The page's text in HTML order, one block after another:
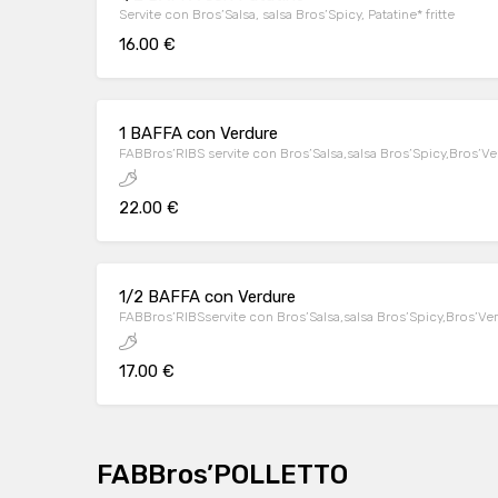
Servite con Bros’Salsa, salsa Bros’Spicy, Patatine* fritte
16.00 €
1 BAFFA con Verdure
FABBros’RIBS servite con Bros’Salsa,salsa
22.00 €
1/2 BAFFA con Verdure
FABBros’RIBSservite con Bros’Salsa,salsa
17.00 €
FABBros’POLLETTO